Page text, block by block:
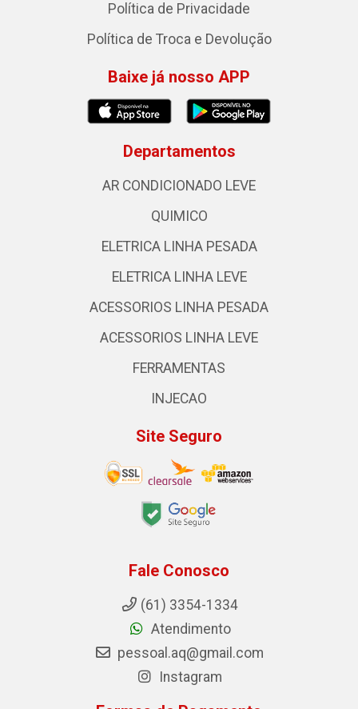
Política de Privacidade
Política de Troca e Devolução
Baixe já nosso APP
Departamentos
AR CONDICIONADO LEVE
QUIMICO
ELETRICA LINHA PESADA
ELETRICA LINHA LEVE
ACESSORIOS LINHA PESADA
ACESSORIOS LINHA LEVE
FERRAMENTAS
INJECAO
Site Seguro
Fale Conosco
(61) 3354-1334
Atendimento
pessoal.aq@gmail.com
Instagram